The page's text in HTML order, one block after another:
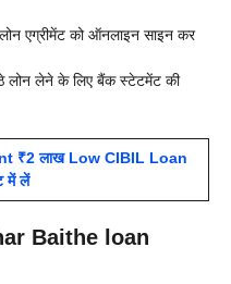
एग्रीमेंट को ऑनलाइन साइन कर
लोन लेने के लिए बैंक स्टेटमेंट की
₹2 लाख Low CIBIL Loan
में लें
Baithe loan